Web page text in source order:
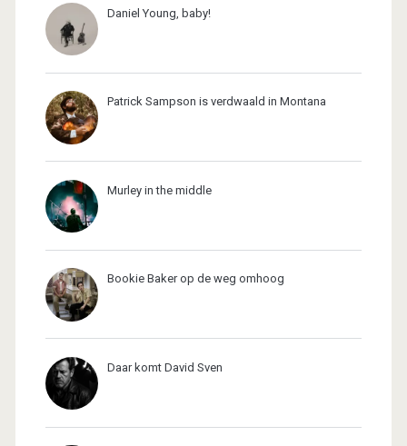
Daniel Young, baby!
Patrick Sampson is verdwaald in Montana
Murley in the middle
Bookie Baker op de weg omhoog
Daar komt David Sven